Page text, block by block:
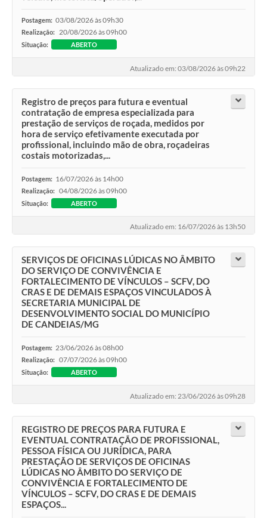
Fila de espera SUS
Prevican
Publicações
Vigilância em Saúde
Creche Municipal
Plano Diretor
Farmácia Municipal
REMUME
Orientações COVID-19
Contratos
Carta de Serviços
Editais
Sic
Transparência dos recursos municipais empregado no
combate à pandemia do COVID -19
Lei Aldir Blanc
PNAB - CICLO 2
Prestação de Contas Secretária de Saúde
Postagem: 03/08/2026 às 09h30
Realização: 20/08/2026 às 09h00
Situação: ABERTO
Atualizado em: 03/08/2026 às 09h22
Registro de preços para futura e eventual
contratação de empresa especializada para
prestação de serviços de roçada, medidos por
hora de serviço efetivamente executada por
profissional, incluindo mão de obra, roçadeiras
costais motorizadas,...
Postagem: 16/07/2026 às 14h00
Realização: 04/08/2026 às 09h00
Situação: ABERTO
Atualizado em: 16/07/2026 às 13h50
SERVIÇOS DE OFICINAS LÚDICAS NO ÂMBITO
DO SERVIÇO DE CONVIVÊNCIA E
FORTALECIMENTO DE VÍNCULOS – SCFV, DO
CRAS E DE DEMAIS ESPAÇOS VINCULADOS À
SECRETARIA MUNICIPAL DE
DESENVOLVIMENTO SOCIAL DO MUNICÍPIO
DE CANDEIAS/MG
Postagem: 23/06/2026 às 08h00
Realização: 07/07/2026 às 09h00
Situação: ABERTO
Atualizado em: 23/06/2026 às 09h28
REGISTRO DE PREÇOS PARA FUTURA E
EVENTUAL CONTRATAÇÃO DE PROFISSIONAL,
PESSOA FÍSICA OU JURÍDICA, PARA
PRESTAÇÃO DE SERVIÇOS DE OFICINAS
LÚDICAS NO ÂMBITO DO SERVIÇO DE
CONVIVÊNCIA E FORTALECIMENTO DE
VÍNCULOS – SCFV, DO CRAS E DE DEMAIS
ESPAÇOS...